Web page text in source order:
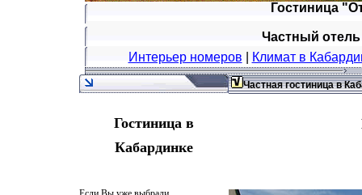
Гостиница
Частный
Интерьер номеров
Климат в
Гостиница в
Кабардинке
Частная гостиница в